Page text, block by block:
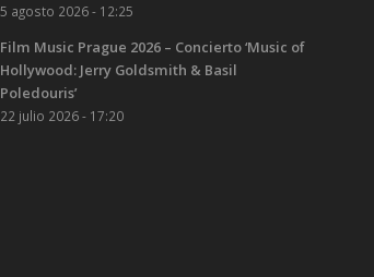
5 agosto 2026 - 12:25
Film Music Prague 2026 – Concierto ‘Music of
Hollywood: Jerry Goldsmith & Basil
Poledouris’
22 julio 2026 - 17:20